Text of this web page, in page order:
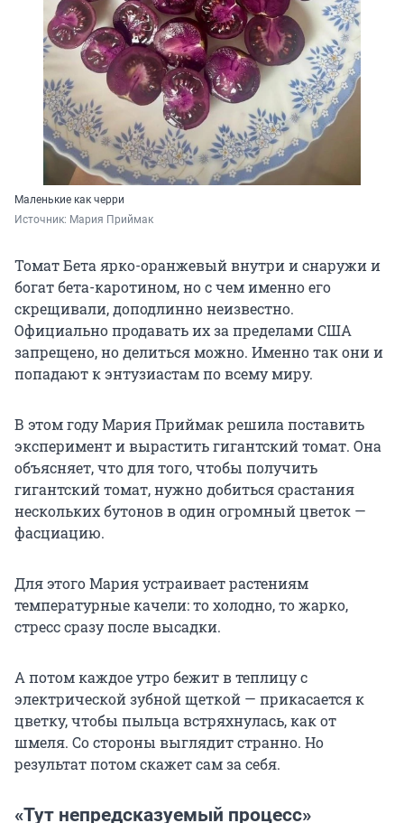
Маленькие как черри
Источник: Мария Приймак
Томат Бета ярко-оранжевый внутри и снаружи и
богат бета-каротином, но с чем именно его
скрещивали, доподлинно неизвестно.
Официально продавать их за пределами США
запрещено, но делиться можно. Именно так они и
попадают к энтузиастам по всему миру.
В этом году Мария Приймак решила поставить
эксперимент и вырастить гигантский томат. Она
объясняет, что для того, чтобы получить
гигантский томат, нужно добиться срастания
нескольких бутонов в один огромный цветок —
фасциацию.
Для этого Мария устраивает растениям
температурные качели: то холодно, то жарко,
стресс сразу после высадки.
А потом каждое утро бежит в теплицу с
электрической зубной щеткой — прикасается к
цветку, чтобы пыльца встряхнулась, как от
шмеля. Со стороны выглядит странно. Но
результат потом скажет сам за себя.
«Тут непредсказуемый процесс»